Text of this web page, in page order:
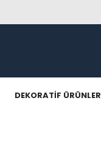
DEKORATIF ÜRÜNLER